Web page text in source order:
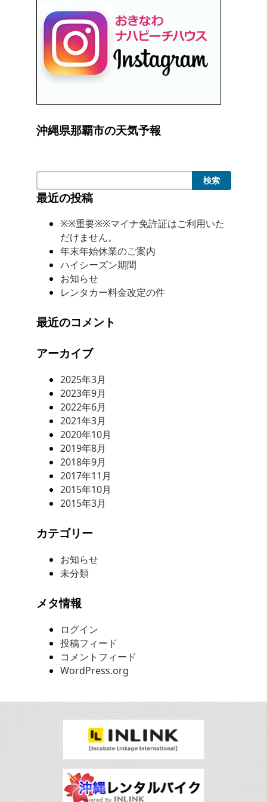
沖縄県那覇市の天気予報
検索
最近の投稿
※※重要※※マイナ免許証はご利用いた
だけません。
年末年始休業のご案内
ハイシーズン期間
お知らせ
レンタカー料金改定の件
最近のコメント
アーカイブ
2025年3月
2023年9月
2022年6月
2021年3月
2020年10月
2019年8月
2018年9月
2017年11月
2015年10月
2015年3月
カテゴリー
お知らせ
未分類
メタ情報
ログイン
投稿フィード
コメントフィード
WordPress.org